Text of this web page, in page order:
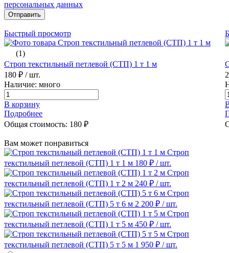
персональных данных
Отправить
Быстрый просмотр
(1)
Строп текстильный петлевой (СТП) 1 т 1 м
180 ₽ / шт.
Наличие: много
В корзину
Подробнее
Общая стоимость: 180 ₽
Вам может понравиться
Строп
текстильный петлевой (СТП) 1 т 1 м 180 ₽ / шт.
Строп
текстильный петлевой (СТП) 1 т 2 м 240 ₽ / шт.
Строп
текстильный петлевой (СТП) 5 т 6 м 2 200 ₽ / шт.
Строп
текстильный петлевой (СТП) 1 т 5 м 450 ₽ / шт.
Строп
текстильный петлевой (СТП) 5 т 5 м 1 950 ₽ / шт.